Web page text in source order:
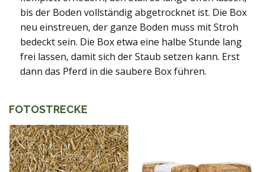
bis der Boden vollständig abgetrocknet ist. Die Box
neu einstreuen, der ganze Boden muss mit Stroh
bedeckt sein. Die Box etwa eine halbe Stunde lang
frei lassen, damit sich der Staub setzen kann. Erst
dann das Pferd in die saubere Box führen.
FOTOSTRECKE